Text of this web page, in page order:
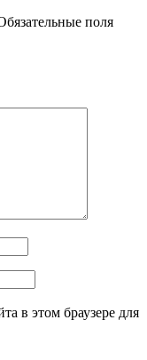
поля
в этом браузере для